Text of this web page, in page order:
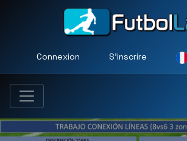
Connexion S'inscrire